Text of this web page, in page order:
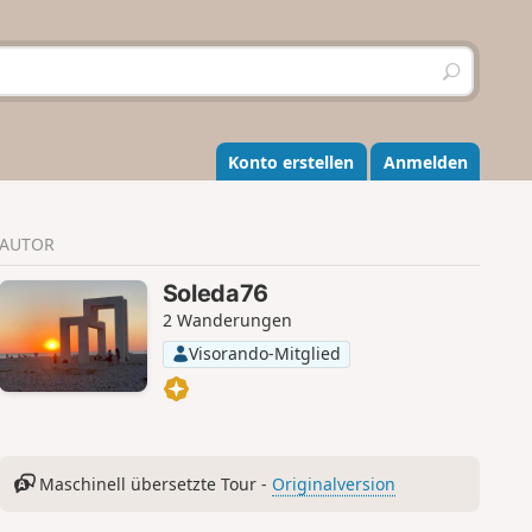
S
u
h
e
n
Konto erstellen Anmelden
AUTOR
Soleda76
2 Wanderungen
Visorando-Mitglied
Maschinell übersetzte Tour - Originalversion